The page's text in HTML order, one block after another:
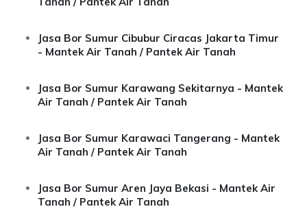
Jasa Bor Sumur Cibubur Ciracas Jakarta Timur
- Mantek Air Tanah / Pantek Air Tanah
Jasa Bor Sumur Karawang Sekitarnya - Mantek
Air Tanah / Pantek Air Tanah
Jasa Bor Sumur Karawaci Tangerang - Mantek
Air Tanah / Pantek Air Tanah
Jasa Bor Sumur Aren Jaya Bekasi - Mantek Air
Tanah / Pantek Air Tanah